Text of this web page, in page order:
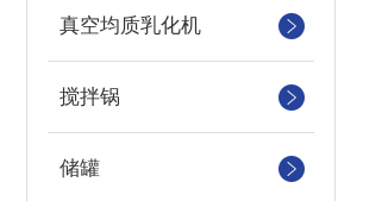
真空均质乳化机
搅拌锅
储罐